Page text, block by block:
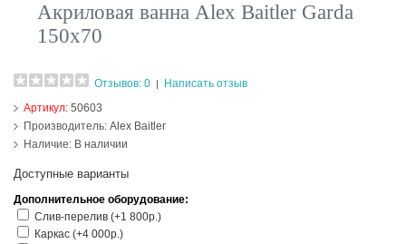
Акриловая ванна Alex Baitler Garda
150х70
Отзывов: 0
Написать отзыв
Артикул:50603
Производитель: Alex Baitler
Наличие: В наличии
Доступные варианты
Дополнительное оборудование:
Слив-перелив (+1 800р.)
Каркас (+4 000р.)